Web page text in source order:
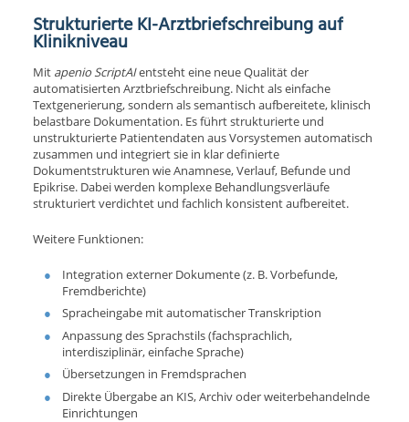
Strukturierte KI-Arztbriefschreibung auf
Klinikniveau
Mit apenio ScriptAIentsteht eine neue Qualität der
automatisierten Arztbriefschreibung. Nicht als einfache
Textgenerierung, sondern als semantisch aufbereitete, klinisch
belastbare Dokumentation. Es führt strukturierte und
unstrukturierte Patientendaten aus Vorsystemen automatisch
zusammen und integriert sie in klar definierte
Dokumentstrukturen wie Anamnese, Verlauf, Befunde und
Epikrise. Dabei werden komplexe Behandlungsverläufe
strukturiert verdichtet und fachlich konsistent aufbereitet.
Weitere Funktionen:
Integration externer Dokumente (z. B. Vorbefunde,
Fremdberichte)
Spracheingabe mit automatischer Transkription
Anpassung des Sprachstils (fachsprachlich,
interdisziplinär, einfache Sprache)
Übersetzungen in Fremdsprachen
Direkte Übergabe an KIS, Archiv oder weiterbehandelnde
Einrichtungen